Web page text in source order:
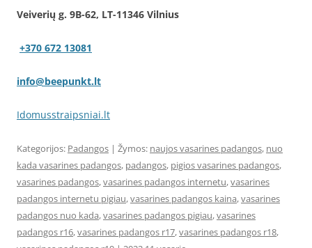
Veiverių g. 9B-62, LT-11346 Vilnius
+370 672 13081
info@beepunkt.lt
Idomusstraipsniai.lt
Kategorijos: Padangos | Žymos: naujos vasarines padangos, nuo
kada vasarines padangos, padangos, pigios vasarines padangos,
vasarines padangos,vasarines padangos internetu,vasarines
padangos internetu pigiau,vasarines padangos kaina,vasarines
padangos nuo kada,vasarines padangos pigiau,vasarines
padangos r16,vasarines padangos r17,vasarines padangos r18,